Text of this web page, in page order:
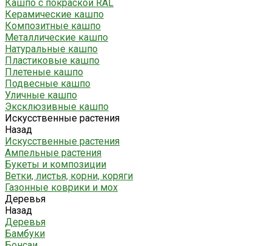
Кашпо с покраской RAL
Керамические кашпо
Композитные кашпо
Металлические кашпо
Натуральные кашпо
Пластиковые кашпо
Плетеные кашпо
Подвесные кашпо
Уличные кашпо
Эксклюзивные кашпо
Искусственные растения
Назад
Искусственные растения
Ампельные растения
Букеты и композиции
Ветки, листья, корни, коряги
Газонные коврики и мох
Деревья
Назад
Деревья
Бамбуки